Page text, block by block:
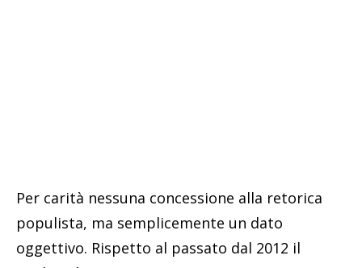
Per carità nessuna concessione alla retorica
populista, ma semplicemente un dato
oggettivo. Rispetto al passato dal 2012 il